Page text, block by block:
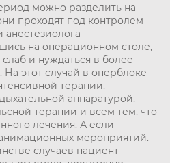
можно разделить на
проходят под контролем
на операционном столе,
и нуждаться в более
этот случай в оперблоке
терапии,
аппаратурой,
терапии и всем тем, что
лечения. А если
мероприятий.
случаев пациент